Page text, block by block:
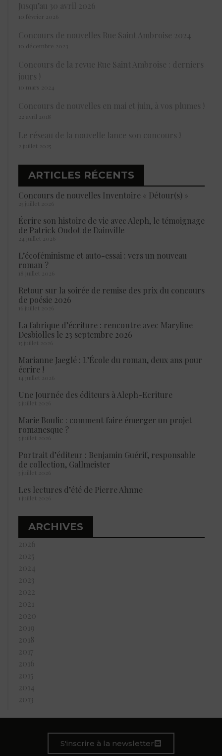
Jusqu’au 30 avril 2026
10 février 2026
Concours de nouvelles Rue Saint Ambroise 2024
10 décembre 2023
Concours de la revue Rue Saint Ambroise : derniers
jours !
10 mars 2024
Concours de nouvelles en mai et juin, à vos plumes !
22 avril 2018
Le réseau de la nouvelle lance son concours !
2 juillet 2025
ARTICLES RÉCENTS
Concours de nouvelles Inventoire « Détour(s) »
25 juillet 2026
Écrire son histoire de vie avec Aleph, le témoignage
de Patrick Oudot de Dainville
24 juillet 2026
L’écoféminisme et auto-essai : vers un nouveau
roman ?
18 juillet 2026
Retour sur la soirée de remise des prix du concours
de poésie 2026
16 juillet 2026
La fabrique d’écriture : rencontre avec Maryline
Desbiolles le 23 septembre 2026
15 juillet 2026
Marianne Jaeglé : L’École du roman, deux ans pour
écrire !
14 juillet 2026
Une Journée des éditeurs à Aleph-Ecriture
5 juillet 2026
Marie Boulic : comment faire émerger un projet
romanesque ?
5 juillet 2026
Portrait d’éditeur : Benjamin Guérif, responsable
de collection, Gallmeister
5 juillet 2026
Les lectures d’été de Pierre Ahnne
1 juillet 2026
ARCHIVES
2026
2025
2024
2023
2022
2021
2020
2019
2018
2017
2016
2015
2014
2013
S'inscrire à la newsletter